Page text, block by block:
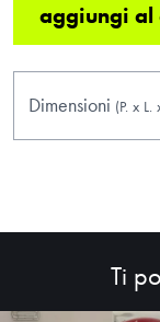
aggiungi al
Dimensioni (P. x L.
Ti